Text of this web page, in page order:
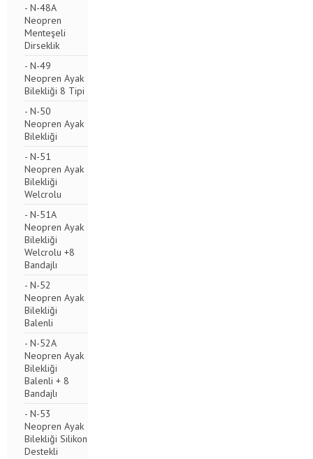
- N-48A
Neopren
Menteşeli
Dirseklik
- N-49
Neopren Ayak
Bilekliği 8 Tipi
- N-50
Neopren Ayak
Bilekliği
- N-51
Neopren Ayak
Bilekliği
Welcrolu
- N-51A
Neopren Ayak
Bilekliği
Welcrolu +8
Bandajlı
- N-52
Neopren Ayak
Bilekliği
Balenli
- N-52A
Neopren Ayak
Bilekliği
Balenli + 8
Bandajlı
- N-53
Neopren Ayak
Bilekliği Silikon
Destekli